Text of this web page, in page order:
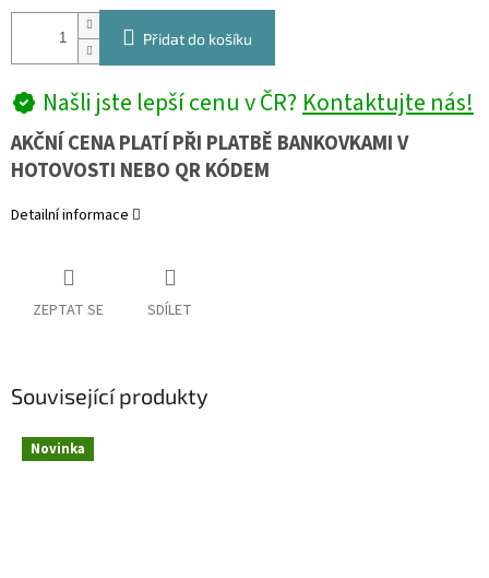
Přidat do košíku
Našli jste lepší cenu v ČR?Kontaktujte nás!
AKČNÍ CENA PLATÍ PŘI PLATBĚ BANKOVKAMI V
HOTOVOSTI NEBO QR KÓDEM
Detailní informace
ZEPTAT SE SDÍLET
Související produkty
Novinka